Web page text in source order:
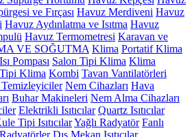
ve Fırçası Havuz Merdiveni Havuz
Havuz Aydınlatma ve Isıtma Havuz
Havuz Termometresi Karavan ve
VE SOĞUTMA Klima Portatif Klima
Isı Pompası Salon Tipi Klima Klima
Klima Kombi Tavan Vantilatörleri
Nem Cihazları Hava
Buhar Makineleri Nem Alma Cihazları
Elektrikli Isıtıcılar Quartz Isıtıcılar
Tipi IsıtıcılarYağlı Radyatör Fanlı
Dış Mekan Isıtıcılar